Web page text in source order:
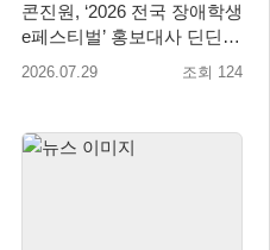
콘진원, ‘2026 전국 장애학생
e페스티벌’ 홍보대사 딘딘
위촉
2026.07.29 조회 124